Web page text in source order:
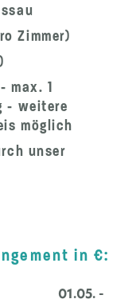
Zimmer)
max. 1
- weitere
möglich
unser
in €:
01.05. -